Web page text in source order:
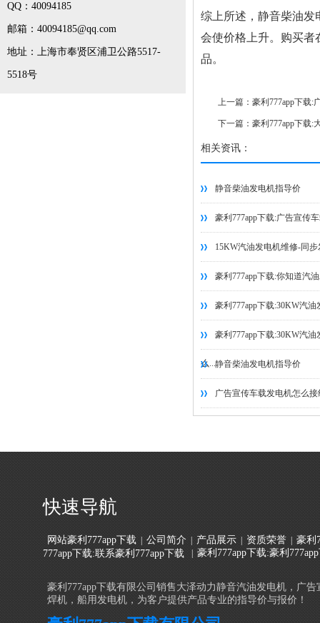
QQ：40094185
邮箱：40094185@qq.com
地址：上海市奉贤区浦卫公路5517-
5518号
综上所述，静音柴油发
会使价格上升。购买者
品。
上一篇： 豪利777app下载:
下一篇： 豪利777app下载:
相关资讯：
静音柴油发电机指导价
豪利777app下载:广告宣传
15KW汽油发电机维修-同
豪利777app下载:你知道汽
豪利777app下载:30KW汽
豪利777app下载:30KW汽
么...静音柴油发电机指导价
广告宣传车载发电机怎么接
快速导航
网站豪利777app下载 公司简介 产品展示 资质荣誉 豪利
777app下载:联系豪利777app下载 豪利777app下载:豪利
豪利777app下载有限公司销售大泽动力静音汽油发电机，广
焊机，船用发电机，为客户提供产品专业的指导价与报价！